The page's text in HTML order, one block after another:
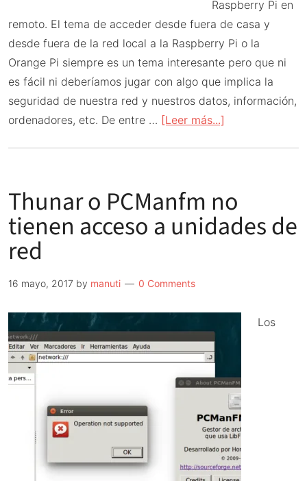
Raspberry Pi en
remoto. El tema de acceder desde fuera de casa y
desde fuera de la red local a la Raspberry Pi o la
Orange Pi siempre es un tema interesante pero que ni
es fácil ni deberíamos jugar con algo que implica la
seguridad de nuestra red y nuestros datos, información,
ordenadores, etc. De entre … [Leer más...]
cómo
acceder
en
Raspberry
Thunar o PCManfm no
tienen acceso a unidades de
red
16 mayo, 2017 by manuti 0 Comments
Los